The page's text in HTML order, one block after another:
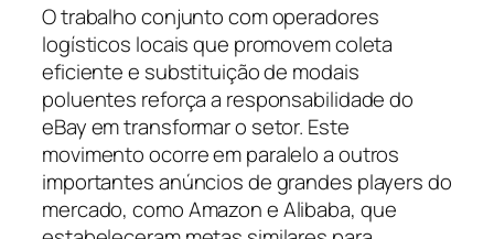
O trabalho conjunto com operadores
logísticos locais que promovem coleta
eficiente e substituição de modais
poluentes reforça a responsabilidade do
eBay em transformar o setor. Este
movimento ocorre em paralelo a outros
importantes anúncios de grandes players do
mercado, como Amazon e Alibaba, que